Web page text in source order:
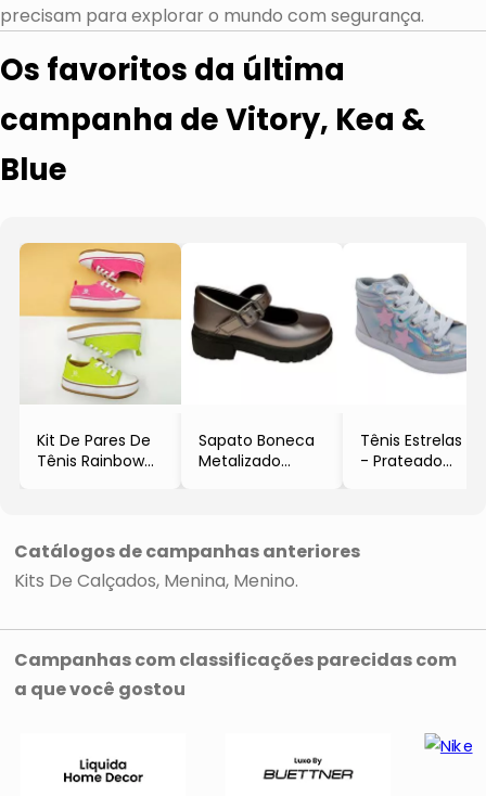
precisam para explorar o mundo com segurança.
Os favoritos da última
campanha de Vitory, Kea &
Blue
Kit De Pares De
Tênis Rainbow
- Blue Infantil
Sapato Boneca
Metalizado
Tênis Estrelas
- Prateado
Catálogos de campanhas anteriores
Kits De Calçados Menina Menino
Campanhas com classificações parecidas com
a que você gostou